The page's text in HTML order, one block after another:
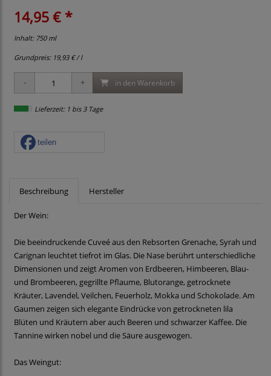
14,95 € *
Inhalt: 750 ml
Grundpreis: 19,93 € / l
in den Warenkorb
Lieferzeit: 1 bis 3 Tage
teilen
Beschreibung Hersteller
Der Wein:
Die beeindruckende Cuveé aus den Rebsorten Grenache, Syrah und
Carignan leuchtet tiefrot im Glas. Die Nase berührt unterschiedliche
Dimensionen und zeigt Aromen von Erdbeeren, Himbeeren, Blau-
und Brombeeren, gegrillte Pflaume, Blutorange, getrocknete
Kräuter, Lavendel, Veilchen, Feuerholz, Mokka und Schokolade. Am
Gaumen zeigen sich elegante Eindrücke von getrockneten lila
Blüten und Kräutern aber auch Beeren und schwarzer Kaffee. Die
Tannine wirken nobel und die Säure ausgewogen.
Das Weingut: